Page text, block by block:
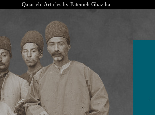
Qajarieh, Articles by Fatemeh Ghaziha